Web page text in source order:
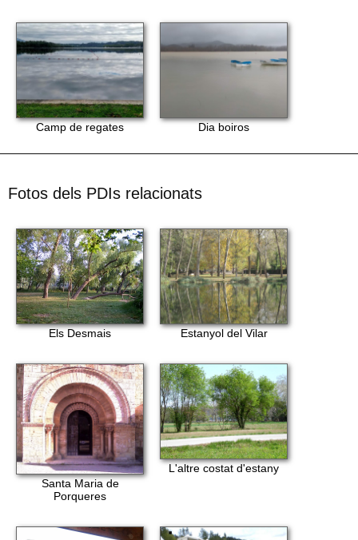
Camp de regates Dia boiros
Fotos dels PDIs relacionats
Els Desmais Estanyol del Vilar
Santa Maria de
Porqueres
L'altre costat d'estany